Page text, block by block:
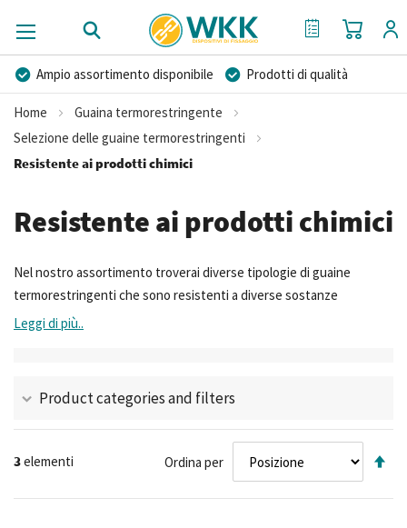
Carrello
Il mio
Ampio assortimento disponibile
Prodotti di qualità
Prezzi competitivi
Consegna rapida
Consulenza Personalizzata
Più di 40 anni di esperienza
Possibilità di realizzare un marchio privato
Home
Guaina termorestringente
Selezione delle guaine termorestringenti
Resistente ai prodotti chimici
Resistente ai prodotti chimici
Nel nostro assortimento troverai diverse tipologie di guaine
termorestringenti che sono resistenti a diverse sostanze
chimiche.
Leggi di più..
Product categories and filters
3elementi Ordina per